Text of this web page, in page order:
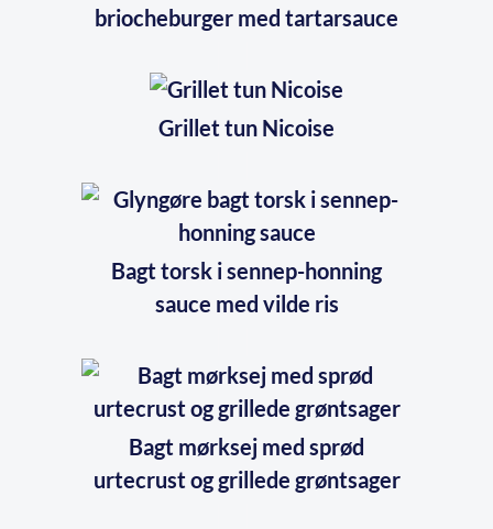
briocheburger med tartarsauce
Grillet tun Nicoise
Bagt torsk i sennep-honning
sauce med vilde ris
Bagt mørksej med sprød
urtecrust og grillede grøntsager